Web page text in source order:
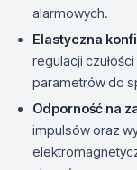
alarmowych.
Elastyczna
regulacji
parametrów do
Odporność na
impulsów oraz